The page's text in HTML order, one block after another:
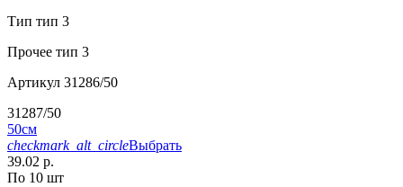
Тип тип 3
Прочее тип 3
Артикул 31286/50
31287/50
50см
checkmark_alt_circleВыбрать
39.02 р.
По 10 шт